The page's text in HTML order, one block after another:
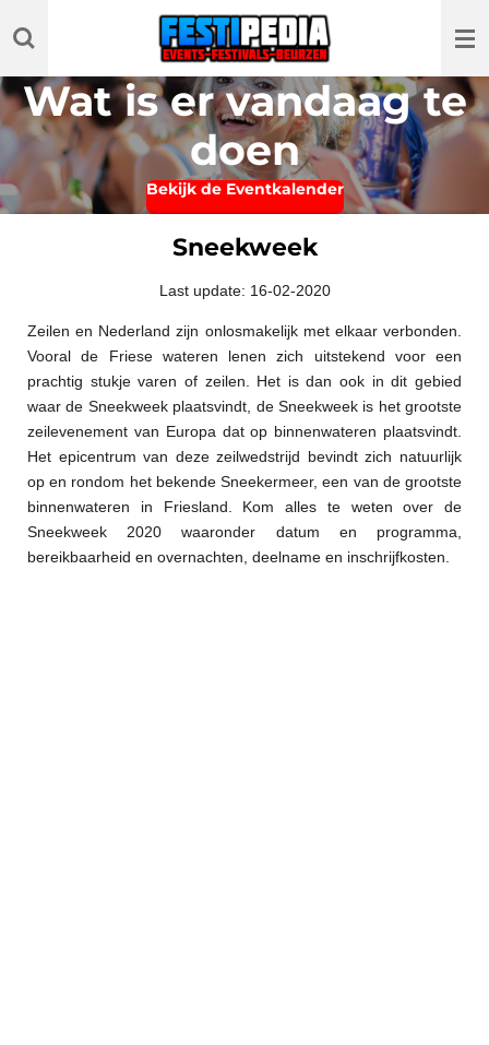
direct
de
hoofdinhoud
Wat is er vandaag te
doen
Bekijk de Eventkalender
Sneekweek
Last update: 16-02-2020
Zeilen en Nederland zijn onlosmakelijk met elkaar verbonden.
Vooral de Friese wateren lenen zich uitstekend voor een
prachtig stukje varen of zeilen. Het is dan ook in dit gebied
waar de Sneekweek plaatsvindt, de Sneekweek is het grootste
zeilevenement van Europa dat op binnenwateren plaatsvindt.
Het epicentrum van deze zeilwedstrijd bevindt zich natuurlijk
op en rondom het bekende Sneekermeer, een van de grootste
binnenwateren in Friesland. Kom alles te weten over de
Sneekweek 2020 waaronder datum en programma,
bereikbaarheid en overnachten, deelname en inschrijfkosten.